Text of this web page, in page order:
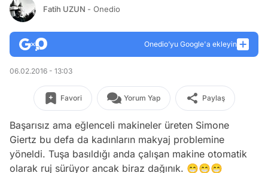
Fatih UZUN - Onedio
Onedio’yu Google'a ekleyin
06.02.2016 - 13:03
Favori Yorum Yap Paylaş
Başarısız ama eğlenceli makineler üreten Simone
Giertz bu defa da kadınların makyaj problemine
yöneldi. Tuşa basıldığı anda çalışan makine otomatik
olarak ruj sürüyor ancak biraz dağınık. 😁😁😁